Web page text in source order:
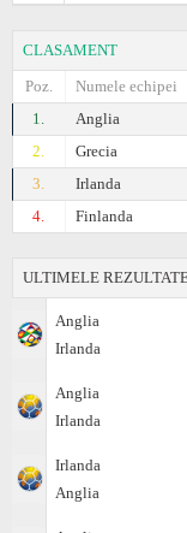
CLASAMENT
Poz.
Numele echipei
1.
Anglia
2.
Grecia
3.
Irlanda
4.
Finlanda
ULTIMELE
Anglia
Irlanda
Anglia
Irlanda
Irlanda
Anglia